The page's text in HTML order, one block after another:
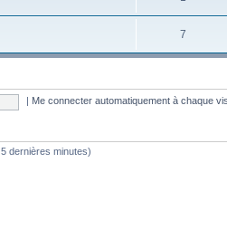
7
Me connecter automatiquement à chaque
dernières minutes)